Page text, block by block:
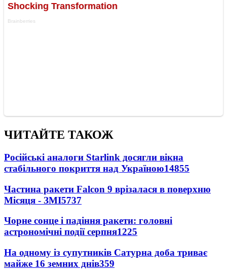
ЧИТАЙТЕ ТАКОЖ
Російські аналоги Starlink досягли вікна
стабільного покриття над Україною14855
Частина ракети Falcon 9 врізалася в поверхню
Місяця - ЗМІ5737
Чорне сонце і падіння ракети: головні
астрономічні події серпня1225
На одному із супутників Сатурна доба триває
майже 16 земних днів359